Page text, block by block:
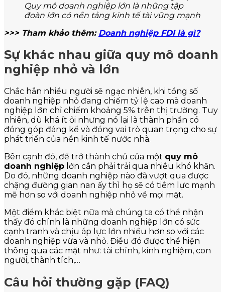
Quy mô doanh nghiệp lớn là những tập
đoàn lớn có nền tảng kinh tế tài vững mạnh
>>> Tham khảo thêm: Doanh nghiệp FDI là gì?
Sự khác nhau giữa quy mô doanh
nghiệp nhỏ và lớn
Chắc hẳn nhiều người sẽ ngạc nhiên, khi tổng số
doanh nghiệp nhỏ đang chiếm tỷ lệ cao mà doanh
nghiệp lớn chỉ chiếm khoảng 5% trên thị trường. Tuy
nhiên, dù khá ít ỏi nhưng nó lại là thành phần có
đóng góp đáng kể và đóng vai trò quan trọng cho sự
phát triển của nền kinh tế nước nhà.
Bên cạnh đó, để trở thành chủ của một quy mô
doanh nghiệp lớn cần phải trải qua nhiều khó khăn.
Do đó, những doanh nghiệp nào đã vượt qua được
chặng đường gian nan ấy thì họ sẽ có tiềm lực mạnh
mẽ hơn so với doanh nghiệp nhỏ về mọi mặt.
Một điểm khác biệt nữa mà chúng ta có thể nhận
thấy đó chính là những doanh nghiệp lớn có sức
cạnh tranh và chịu áp lực lớn nhiều hơn so với các
doanh nghiệp vừa và nhỏ. Điều đó được thể hiện
thông qua các mặt như: tài chính, kinh nghiệm, con
người, thành tích,…
Câu hỏi thường gặp (FAQ)